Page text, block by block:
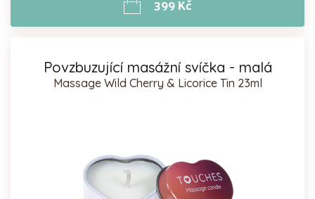
399 Kč
Povzbuzující masážní svíčka - malá
Massage Wild Cherry & Licorice Tin 23ml